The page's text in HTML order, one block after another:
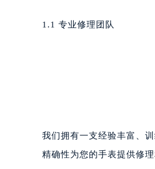
1.1 专业修理团队
我们拥有一支经验丰富、
精确性为您的手表提供修